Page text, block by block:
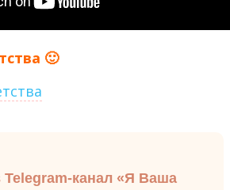
🙂
Telegram-канал «Я Ваша